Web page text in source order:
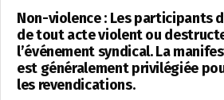
Non-violence : Les participants
de tout acte violent ou
l’événement syndical. La
est généralement privilégiée
les revendications.